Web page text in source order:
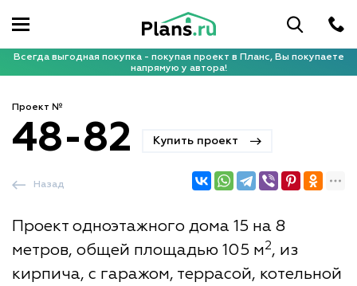
Всегда выгодная покупка - покупая проект в Планс, Вы покупаете
напрямую у автора!
Проект №
48-82 Купить проект
Проект одноэтажного дома 15 на 8
метров, общей площадью 105 м2, из
кирпича, с гаражом, террасой, котельной
Назад